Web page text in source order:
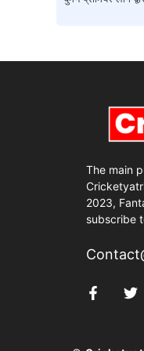
The main
2023,
subscribe